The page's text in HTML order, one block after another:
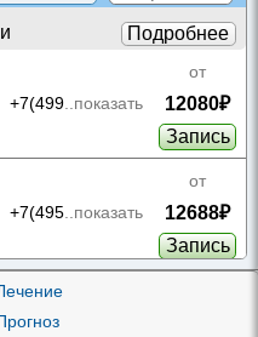
Подробнее
+7(499..показать
от
12080₽
Запись
+7(495..показать
от
12688₽
Запись
+7(495